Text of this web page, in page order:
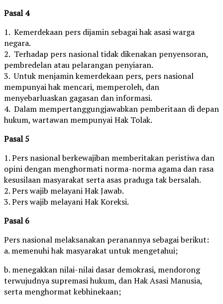
Pasal 4
1. Kemerdekaan pers dijamin sebagai hak asasi warga
negara.
2. Terhadap pers nasional tidak dikenakan penyensoran,
pembredelan atau pelarangan penyiaran.
3. Untuk menjamin kemerdekaan pers, pers nasional
mempunyai hak mencari, memperoleh, dan
menyebarluaskan gagasan dan informasi.
4. Dalam mempertanggungjawabkan pemberitaan di depan
hukum, wartawan mempunyai Hak Tolak.
Pasal 5
1. Pers nasional berkewajiban memberitakan peristiwa dan
opini dengan menghormati norma-norma agama dan rasa
kesusilaan masyarakat serta asas praduga tak bersalah.
2. Pers wajib melayani Hak Jawab.
3. Pers wajib melayani Hak Koreksi.
Pasal 6
Pers nasional melaksanakan peranannya sebagai berikut:
a. memenuhi hak masyarakat untuk mengetahui;
b. menegakkan nilai-nilai dasar demokrasi, mendorong
terwujudnya supremasi hukum, dan Hak Asasi Manusia,
serta menghormat kebhinekaan;